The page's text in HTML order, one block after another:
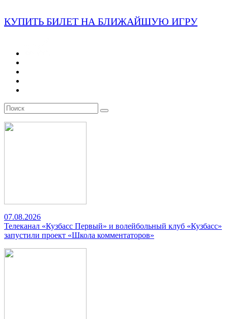
КУПИТЬ БИЛЕТ НА БЛИЖАЙШУЮ ИГРУ
07.08.2026
Телеканал «Кузбасс Первый» и волейбольный клуб «Кузбасс»
запустили проект «Школа комментаторов»